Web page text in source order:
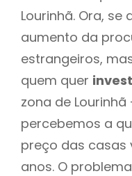
Lourinhã. Ora,
aumento da
estrangeiros,
quem quer
zona de
percebemos a
preço das casas
anos. O